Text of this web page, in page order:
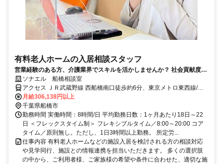
有料老人ホームの入居相談スタッフ
営業経験のある方、介護業界でスキルを活かしませんか？ 社会貢献度が
高く「世の中の役に立つ」お仕事です！
ソナエル 船橋相談室
アクセス ＪＲ武蔵野線 西船橋南口徒歩約6分、東京メトロ東西線/Ｊ
Ｒ中央本線 西船橋南口徒歩約6分、東葉高速線 西船橋南口徒歩約6分
・JR総武線・東京メトロ東西線・東葉高速鉄道「西船橋」駅南口よ
り徒歩6分
月給306,138円以上
千葉県船橋市
勤務時間 実働時間：8時間/日 平均勤務日数：1ヶ月あたり18日～22
日 ＜フレックスタイム制＞ フレキシブルタイム／8:00～20:00 コア
タイム／原則無し。ただし、1日3時間以上勤務。 所定労...
仕事内容 有料老人ホームなどの施設入居を検討される方の相談対応
や見学同行、施設との情報連携を担当いただきます。 多くの選択肢
の中から、ご利用者様、ご家族様の希望や条件に合わせた、適切な施